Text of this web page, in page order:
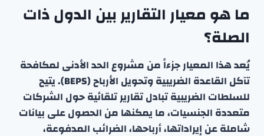
ما هو معيار التقارير بين الدول ذات
الصلة؟
يُعد هذا المعيار جزءاً من مشروع الحد الأدنى لمكافحة
تآكل القاعدة الضريبية وتحويل الأرباح (BEPS). يتيح
للسلطات الضريبية تبادل تقارير تلقائية حول الشركات
متعددة الجنسيات، ما يمكنها من الحصول على بيانات
شاملة عن إيراداتها، أرباحها، الضرائب المدفوعة،